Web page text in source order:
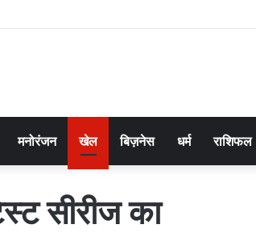
मनोरंजन खेल बिज़नेस धर्म राशिफल
सीरीज का